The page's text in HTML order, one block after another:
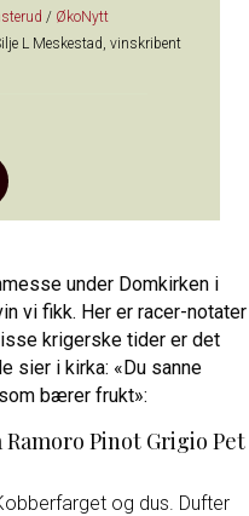
/ ØkoNytt
L Meskestad, vinskribent
under Domkirken i
vi fikk. Her er racer-notater
krigerske tider er det
sier i kirka: «Du sanne
bærer frukt»:
Pinot Grigio Pet
og dus. Dufter